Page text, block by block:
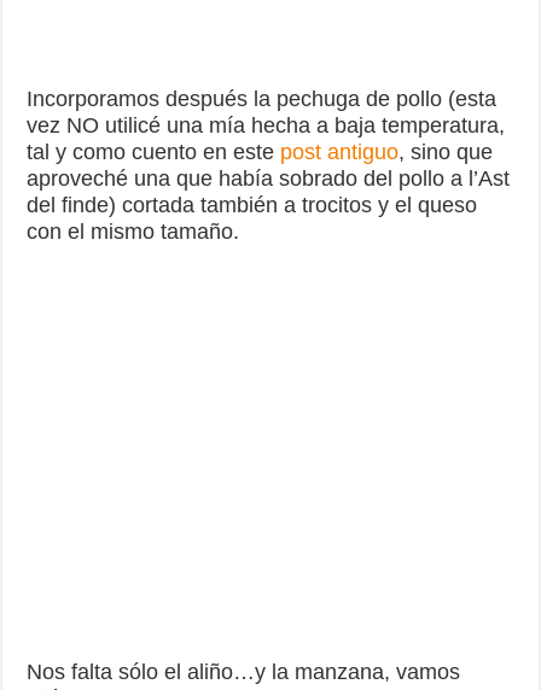
Incorporamos después la pechuga de pollo (esta
vez NO utilicé una mía hecha a baja temperatura,
tal y como cuento en este post antiguo, sino que
aproveché una que había sobrado del pollo a l’Ast
del finde) cortada también a trocitos y el queso
con el mismo tamaño.
Nos falta sólo el aliño…y la manzana, vamos